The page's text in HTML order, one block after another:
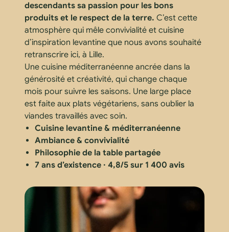
descendants sa passion pour les bons
produits et le respect de la terre. C’est cette
atmosphère qui mêle convivialité et cuisine
d’inspiration levantine que nous avons souhaité
retranscrire ici, à Lille.
Une cuisine méditerranéenne ancrée dans la
générosité et créativité, qui change chaque
mois pour suivre les saisons. Une large place
est faite aux plats végétariens, sans oublier la
viandes travaillés avec soin.
Cuisine levantine & méditerranéenne
Ambiance & convivialité
Philosophie de la table partagée
7 ans d’existence · 4,8/5 sur 1 400 avis